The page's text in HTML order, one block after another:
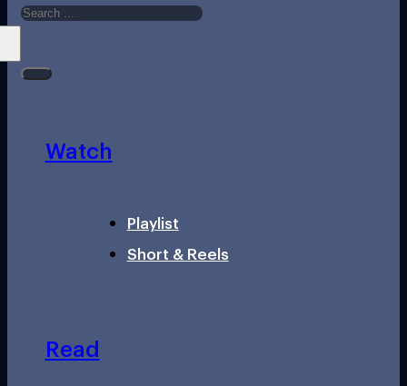
Watch
Playlist
Short & Reels
Read